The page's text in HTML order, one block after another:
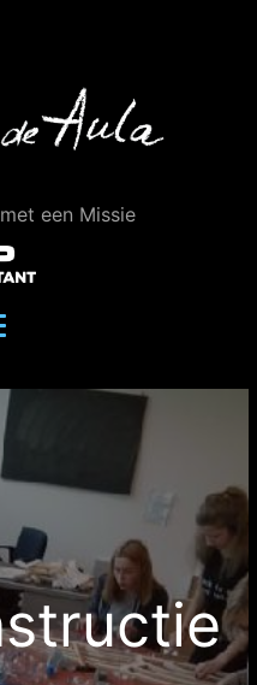
een Missie